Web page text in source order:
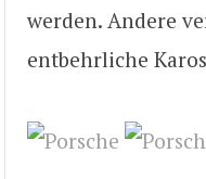
werden. Andere
entbehrliche